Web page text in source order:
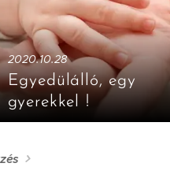
2020.10.28
Egyedülálló, egy
gyerekkel !